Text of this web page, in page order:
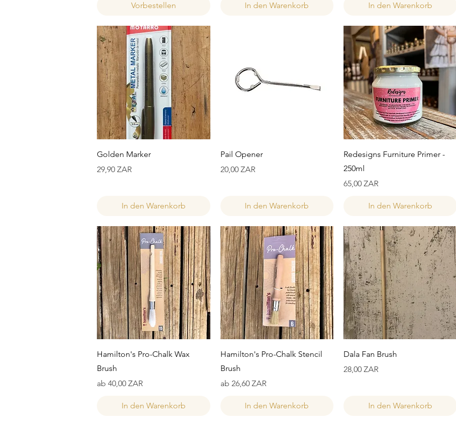
Vorbestellen In den Warenkorb In den Warenkorb
Schnellansicht
Golden Marker
Preis
29,90 ZAR
In den Warenkorb
Schnellansicht
Pail Opener
Preis
20,00 ZAR
In den Warenkorb
Schnellansicht
Redesigns Furniture Primer -
250ml
Preis
65,00 ZAR
In den Warenkorb
Schnellansicht
Hamilton's Pro-Chalk Wax
Brush
ab 40,00 ZAR
Sale-Preis
In den Warenkorb
Schnellansicht
Hamilton's Pro-Chalk Stencil
Brush
ab 26,60 ZAR
Sale-Preis
In den Warenkorb
Schnellansicht
Dala Fan Brush
Preis
28,00 ZAR
In den Warenkorb